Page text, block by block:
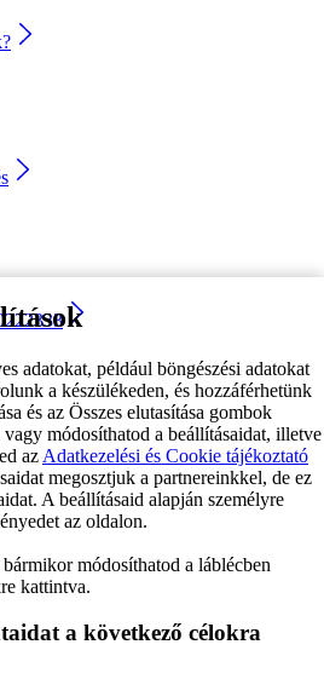
adatokat, például böngészési adatokat
a készülékeden, és hozzáférhetünk
és az Összes elutasítása gombok
módosíthatod a beállításaidat, illetve
az Adatkezelési és Cookie tájékoztató
megosztjuk a partnereinkkel, de ez
A beállításaid alapján személyre
az oldalon.
módosíthatod a láblécben
kattintva.
a következő célokra